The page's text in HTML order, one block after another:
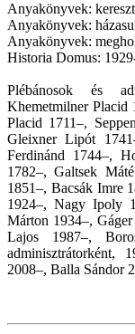
Anyakönyvek:
Anyakönyvek:
Anyakönyvek:
Historia Domus:
Plébánosok és
Khemetmilner Placid
Placid 1711–,
Gleixner Lipót
Ferdinánd 1744–,
1782–, Galtsek
1851–, Bacsák Imre
1924–, Nagy Ipoly
Márton 1934–,
Lajos 1987–,
adminisztrátorként,
2008–, Balla Sándor